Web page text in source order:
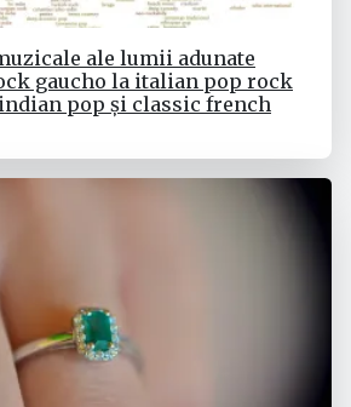
ale lumii adunate
gaucho la italian pop rock
pop și classic french